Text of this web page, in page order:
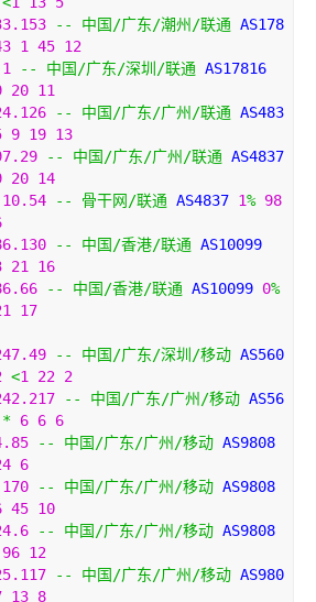
-- 中国/广东/潮州/联通 AS178
1 45 12
-- 中国/广东/深圳/联通
20 11
-- 中国/广东/广州/联通 AS483
9 19 13
-- 中国/广东/广州/联通
20 14
10.54 -- 骨干网/联通 AS4837 1% 98
-- 中国/香港/联通
21 16
-- 中国/香港/联通 AS10099 0%
17
-- 中国/广东/深圳/移动 AS560
<1 22 2
-- 中国/广东/广州/移动 AS56
* 6 6 6
-- 中国/广东/广州/移动
6
-- 中国/广东/广州/移动
45 10
-- 中国/广东/广州/移动
96 12
-- 中国/广东/广州/移动 AS980
13 8